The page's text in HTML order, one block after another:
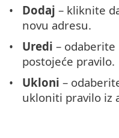
Dodaj – kliknite
novu adresu.
Uredi –
postojeće pravilo.
Ukloni –
ukloniti pravilo iz